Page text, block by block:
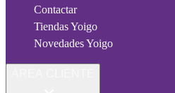
Contactar
Tiendas Yoigo
Novedades Yoigo